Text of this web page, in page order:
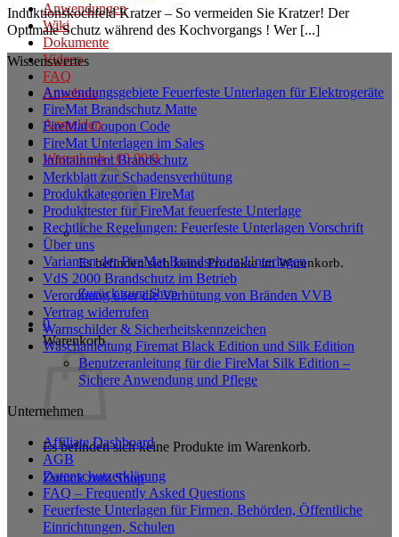
Anwendungen
Wiki
Dokumente
Videos
FAQ
Angebote
Anmelden
Warenkorb /€0,00 0
Es befinden sich keine Produkte im Warenkorb.
Zurück zum Shop
0
Warenkorb
Es befinden sich keine Produkte im Warenkorb.
Zurück zum Shop
Induktionskochfeld Kratzer – So vermeiden Sie Kratzer! Der
Optimale Schutz während des Kochvorgangs ! Wer [...]
Wissenswertes
Anwendungsgebiete Feuerfeste Unterlagen für Elektrogeräte
FireMat Brandschutz Matte
FireMat Coupon Code
FireMat Unterlagen im Sales
Infotainment Brandschutz
Merkblatt zur Schadensverhütung
Produktkategorien FireMat
Produkttester für FireMat feuerfeste Unterlage
Rechtliche Regelungen: Feuerfeste Unterlagen Vorschrift
Über uns
Varianten der FireMat Brandschutz-Unterlagen
VdS 2000 Brandschutz im Betrieb
Verordnung über die Verhütung von Bränden VVB
Vertrag widerrufen
Warnschilder & Sicherheitskennzeichen
Waschanleitung Firemat Black Edition und Silk Edition
Benutzeranleitung für die FireMat Silk Edition –
Sichere Anwendung und Pflege
Unternehmen
Affiliate Dashboard
AGB
Datenschutzerklärung
FAQ – Frequently Asked Questions
Feuerfeste Unterlagen für Firmen, Behörden, Öffentliche
Einrichtungen, Schulen